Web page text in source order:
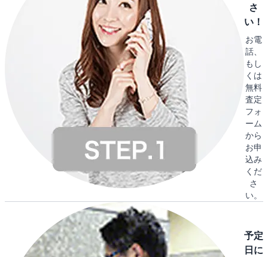
さ
い！
お電
話、
もし
くは
無料
査定
フォ
ーム
から
お申
込み
くだ
さ
い。
予定
日に